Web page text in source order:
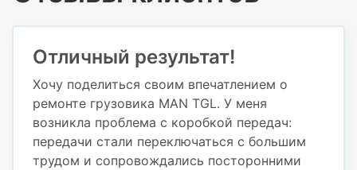
Отличный результат!
Хочу поделиться своим впечатлением о
ремонте грузовика MAN TGL. У меня
возникла проблема с коробкой передач:
передачи стали переключаться с большим
трудом и сопровождались посторонними